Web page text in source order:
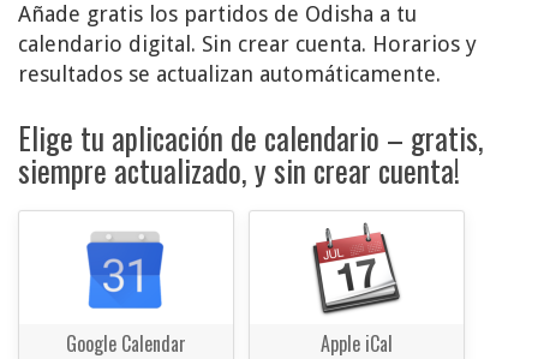
Añade gratis los partidos de Odisha a tu
calendario digital. Sin crear cuenta. Horarios y
resultados se actualizan automáticamente.
Elige tu aplicación de calendario – gratis,
siempre actualizado, y sin crear cuenta!
Google Calendar Apple iCal